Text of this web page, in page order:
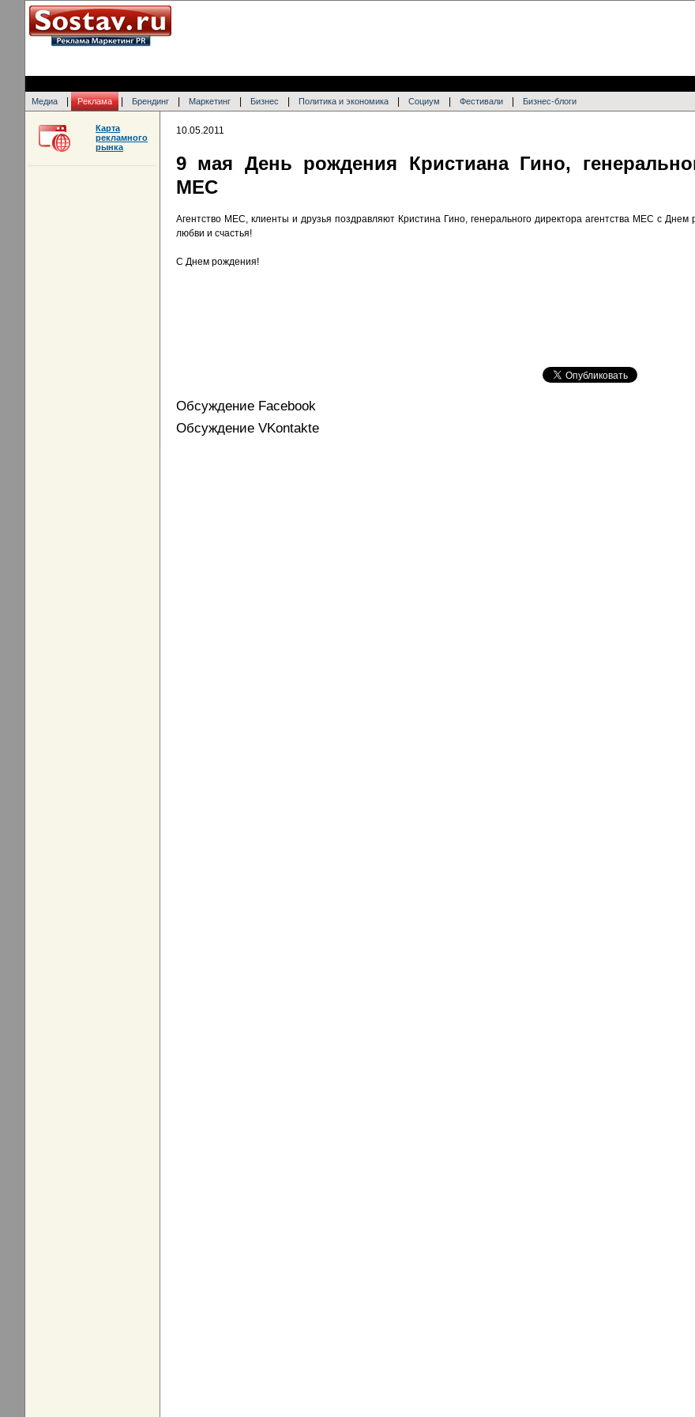
Медиа Реклама Брендинг Маркетинг Бизнес Политика и экономика Социум Фестивали Бизнес-блоги
10.05.2011
9 мая День рождения Кристиана Гино,
MEC
Агентство MEC, клиенты и друзья поздравляют Кристина Гино, генерального директора агентства MEC с
любви и счастья!
С Днем рождения!
Обсуждение Facebook
Обсуждение VKontakte
Карта
рекламного
рынка